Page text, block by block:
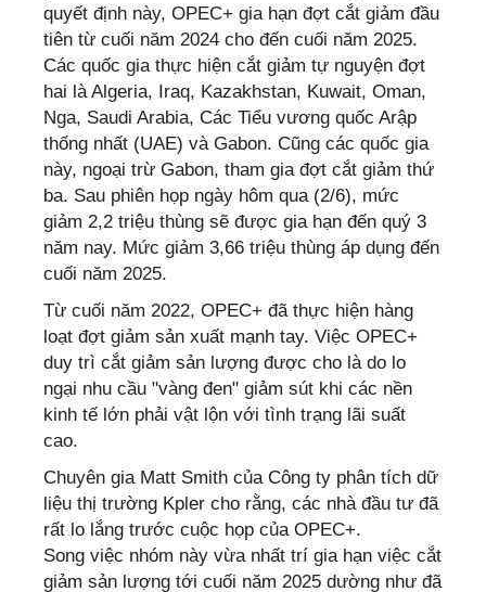
quyết định này, OPEC+ gia hạn đợt cắt giảm đầu
tiên từ cuối năm 2024 cho đến cuối năm 2025.
Các quốc gia thực hiện cắt giảm tự nguyện đợt
hai là Algeria, Iraq, Kazakhstan, Kuwait, Oman,
Nga, Saudi Arabia, Các Tiểu vương quốc Arập
thống nhất (UAE) và Gabon. Cũng các quốc gia
này, ngoại trừ Gabon, tham gia đợt cắt giảm thứ
ba. Sau phiên họp ngày hôm qua (2/6), mức
giảm 2,2 triệu thùng sẽ được gia hạn đến quý 3
năm nay. Mức giảm 3,66 triệu thùng áp dụng đến
cuối năm 2025.
Từ cuối năm 2022, OPEC+ đã thực hiện hàng
loạt đợt giảm sản xuất mạnh tay. Việc OPEC+
duy trì cắt giảm sản lượng được cho là do lo
ngại nhu cầu "vàng đen" giảm sút khi các nền
kinh tế lớn phải vật lộn với tình trạng lãi suất
cao.
Chuyên gia Matt Smith của Công ty phân tích dữ
liệu thị trường Kpler cho rằng, các nhà đầu tư đã
rất lo lắng trước cuộc họp của OPEC+.
Song việc nhóm này vừa nhất trí gia hạn việc cắt
giảm sản lượng tới cuối năm 2025 dường như đã